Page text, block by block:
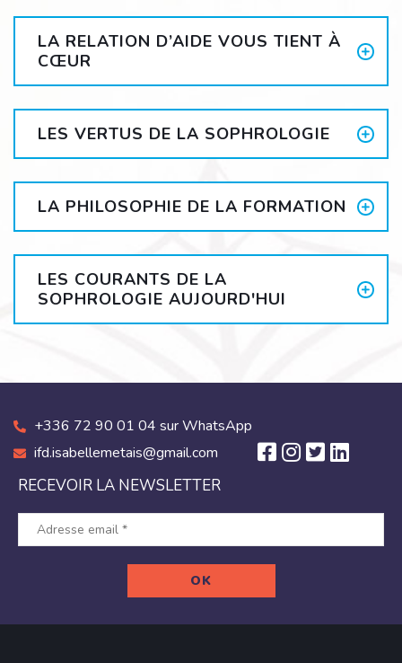
LA RELATION D’AIDE VOUS TIENT À
CŒUR
LES VERTUS DE LA SOPHROLOGIE
LA PHILOSOPHIE DE LA FORMATION
LES COURANTS DE LA
SOPHROLOGIE AUJOURD'HUI
+336 72 90 01 04 sur WhatsApp
ifd.isabellemetais@gmail.com
RECEVOIR LA NEWSLETTER